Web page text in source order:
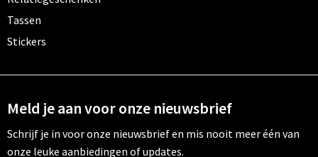
Tassen
Stickers
Meld je aan voor onze nieuwsbrief
Schrijf je in voor onze nieuwsbrief en mis nooit meer één van
onze leuke aanbiedingen of updates.